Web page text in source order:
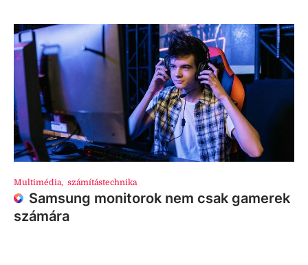
Multimédia, számítástechnika
Samsung monitorok nem csak gamerek
számára